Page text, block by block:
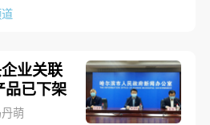
业关联
品已下架
萌